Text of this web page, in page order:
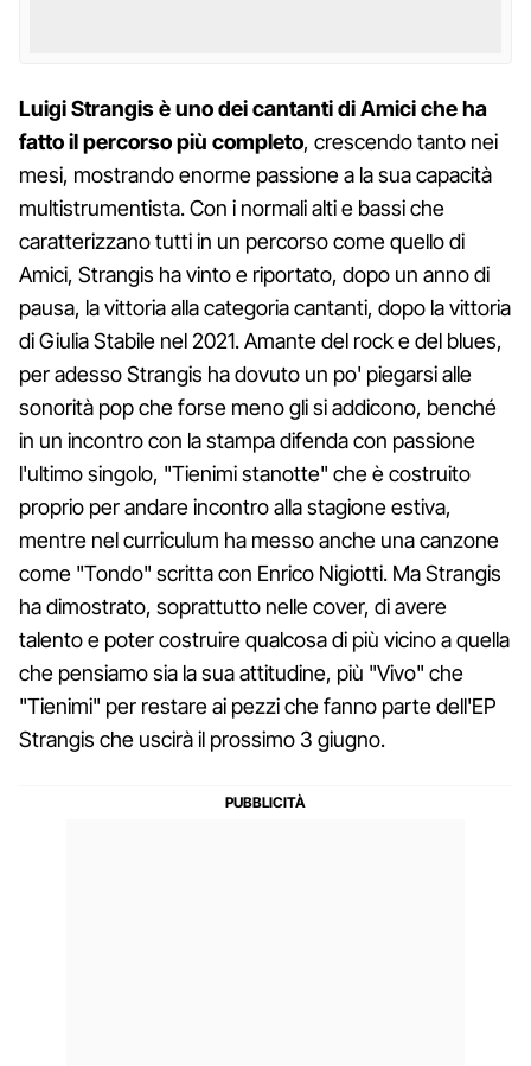
Luigi Strangis è uno dei cantanti di Amici che ha
fatto il percorso più completo, crescendo tanto nei
mesi, mostrando enorme passione a la sua capacità
multistrumentista. Con i normali alti e bassi che
caratterizzano tutti in un percorso come quello di
Amici, Strangis ha vinto e riportato, dopo un anno di
pausa, la vittoria alla categoria cantanti, dopo la vittoria
di Giulia Stabile nel 2021. Amante del rock e del blues,
per adesso Strangis ha dovuto un po' piegarsi alle
sonorità pop che forse meno gli si addicono, benché
in un incontro con la stampa difenda con passione
l'ultimo singolo, "Tienimi stanotte" che è costruito
proprio per andare incontro alla stagione estiva,
mentre nel curriculum ha messo anche una canzone
come "Tondo" scritta con Enrico Nigiotti. Ma Strangis
ha dimostrato, soprattutto nelle cover, di avere
talento e poter costruire qualcosa di più vicino a quella
che pensiamo sia la sua attitudine, più "Vivo" che
"Tienimi" per restare ai pezzi che fanno parte dell'EP
Strangis che uscirà il prossimo 3 giugno.